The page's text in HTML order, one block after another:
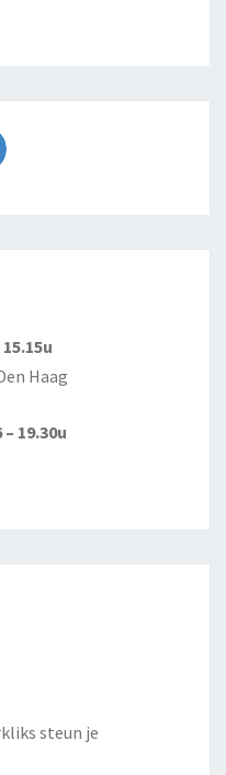
Haag
19.30u
steun je